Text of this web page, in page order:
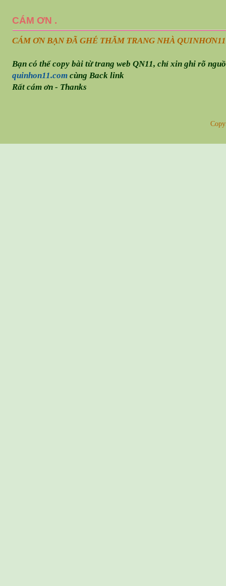
CÁM ƠN .
CÁM ƠN BẠN ĐÃ GHÉ THĂM TRANG NHÀ QUINHƠN
Bạn có thể copy bài từ trang web QN11, chỉ xin ghi rõ
quinhon11.comcùng Back link
Rất cám ơn - Thanks